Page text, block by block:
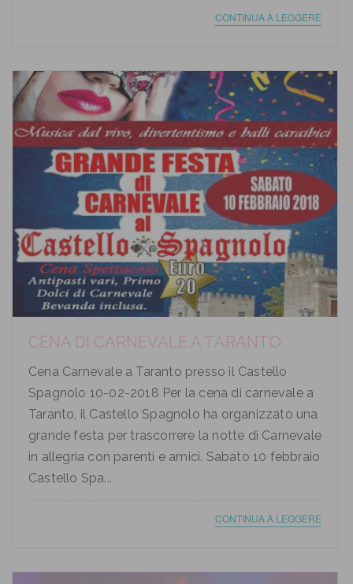
CONTINUA A LEGGERE
CENA DI CARNEVALE A TARANTO
Cena Carnevale a Taranto presso il Castello
Spagnolo 10-02-2018 Per la cena di carnevale a
Taranto, il Castello Spagnolo ha organizzato una
grande festa per trascorrere la notte di Carnevale
in allegria con parenti e amici. Sabato 10 febbraio
Castello Spa...
CONTINUA A LEGGERE